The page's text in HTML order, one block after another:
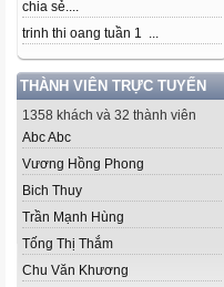
chia sẻ....
trinh thi oang tuần 1 ...
THÀNH VIÊN TRỰC TUYẾN
1358 khách và 32 thành viên
Abc Abc
Vương Hồng Phong
Bich Thuy
Trần Mạnh Hùng
Tống Thị Thắm
Chu Văn Khương